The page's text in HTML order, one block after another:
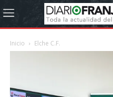
Inicio Elche C.F.